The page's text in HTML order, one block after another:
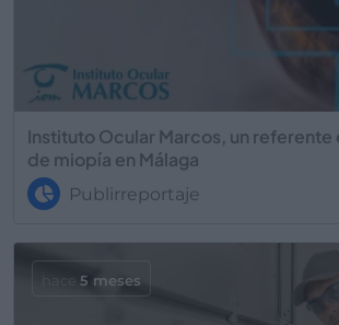
Instituto Ocular Marcos, un referente
de miopía en Málaga
Publirreportaje
hace 5 meses